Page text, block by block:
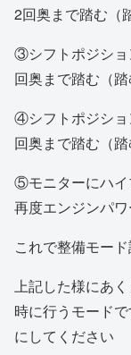
2回奥まで踏む（
③シフトポジショ
回奥まで踏む（踏
④シフトポジショ
回奥まで踏む（踏
⑤モニターにハイ
再度エンジンパ
これで整備モー
上記した様にあ
時に行うモード
にしてください